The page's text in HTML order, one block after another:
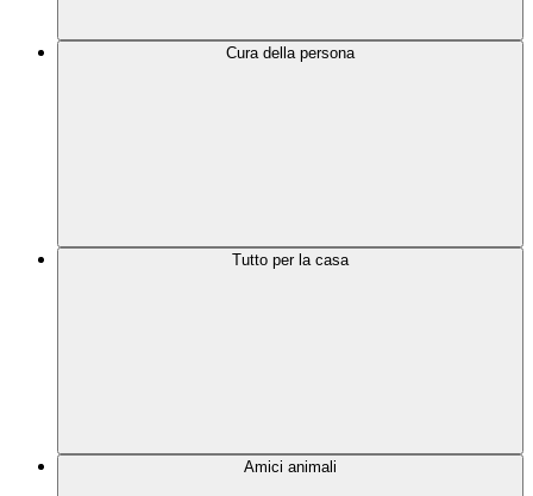
Cura della persona
Tutto per la casa
Amici animali